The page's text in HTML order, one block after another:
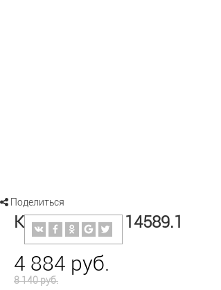
Поделиться
Крест 14589.1 14589.1
4 884 руб.
8 140 руб.